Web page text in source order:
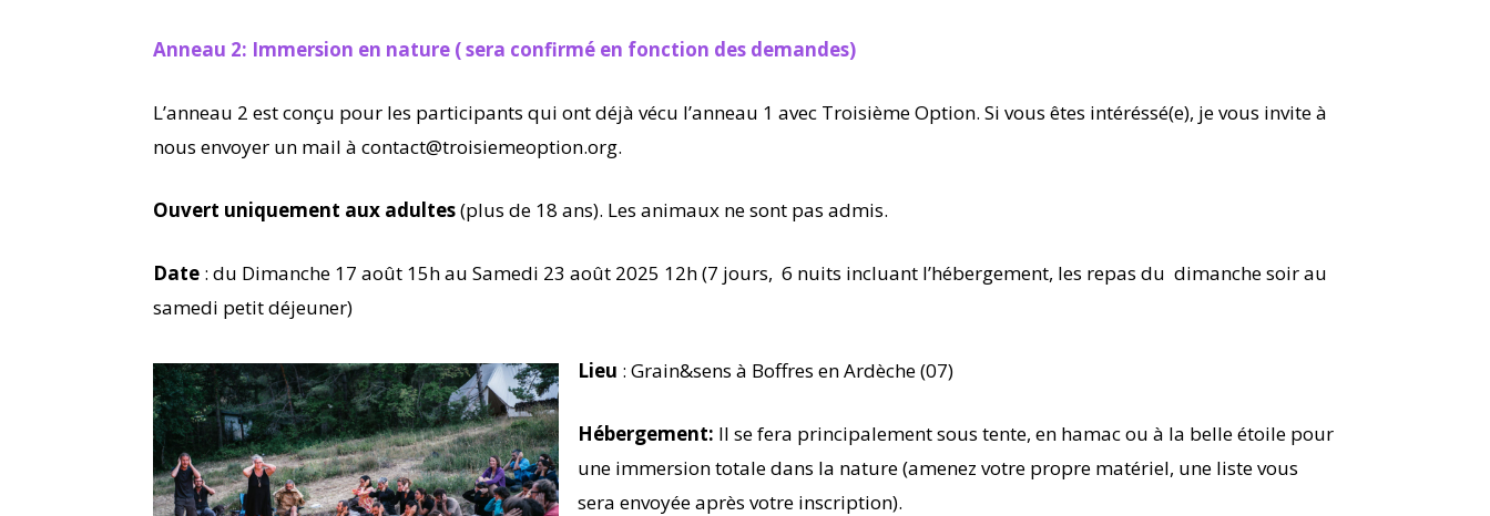
Anneau 2: Immersion en nature ( sera confirmé en fonction des demandes)
L’anneau 2 est conçu pour les participants qui ont déjà vécu l’anneau 1 avec Troisième Option. Si vous êtes intéréssé(e), je vous invite à
nous envoyer un mail à contact@troisiemeoption.org.
Ouvert uniquement aux adultes(plus de 18 ans). Les animaux ne sont pas admis.
Date : du Dimanche 17 août 15h au Samedi 23 août 2025 12h (7 jours, 6 nuits incluant l’hébergement, les repas du dimanche soir au
samedi petit déjeuner)
Lieu : Grain&sens à Boffres en Ardèche (07)
Hébergement: Il se fera principalement sous tente, en hamac ou à la belle étoile pour
une immersion totale dans la nature (amenez votre propre matériel, une liste vous
sera envoyée après votre inscription).